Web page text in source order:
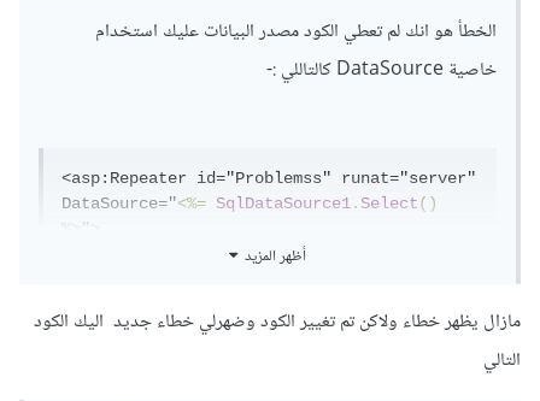
الخطأ هو انك لم تعطي الكود مصدر البيانات عليك استخدام
خاصية DataSource كالتاللي
:-
<asp:Repeater id="Problemss" runat="server"
DataSource="<%= SqlDataSource1.Select()
%>">
<tr>
أظهر المزيد
مازال يظهر خطاء ولاكن تم تغيير الكود وضهرلي خطاء جديد اليك الكود
التالي